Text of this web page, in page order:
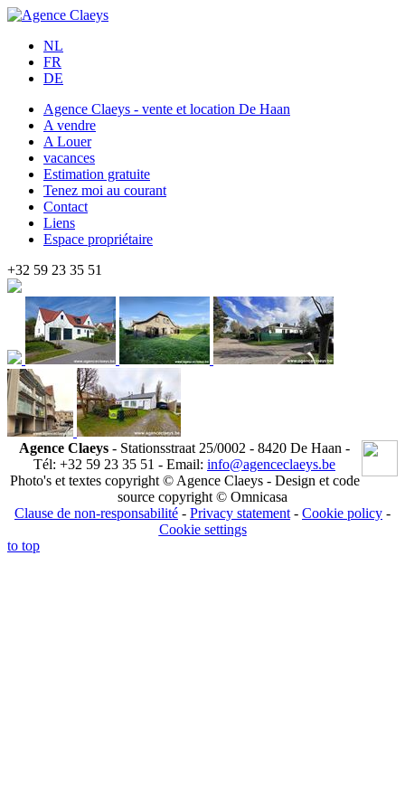
NL
FR
DE
Agence Claeys - vente et location De Haan
A vendre
A Louer
vacances
Estimation gratuite
Tenez moi au courant
Contact
Liens
Espace propriétaire
+32 59 23 35 51
Agence Claeys - Stationsstraat 25/0002 - 8420 De Haan -
Tél: +32 59 23 35 51 - Email: info@agenceclaeys.be
Photo's et textes copyright © Agence Claeys - Design et code
source copyright © Omnicasa
Clause de non-responsabilité - Privacy statement - Cookie policy -
Cookie settings
to top